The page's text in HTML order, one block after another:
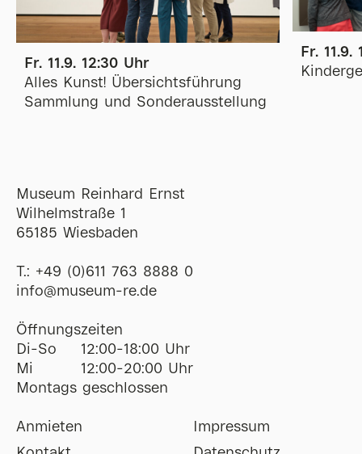
Fr. 11.9. 12:30 Uhr
Alles Kunst! Übersichtsführung
Sammlung und Sonderausstellung
Fr. 11.9.
Museum Reinhard Ernst
Wilhelmstraße 1
65185 Wiesbaden
T.: +49 (0)611 763 8888 0
ofni@museum-re de
Öffnungszeiten
Di-So
12:00-18:00 Uhr
Mi
12:00-20:00 Uhr
Montags geschlossen
Anmieten
Impressum